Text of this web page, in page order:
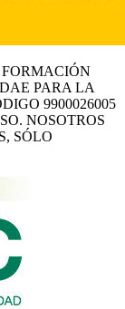
PARA LA
9900026005
NOSOTROS
SÓLO